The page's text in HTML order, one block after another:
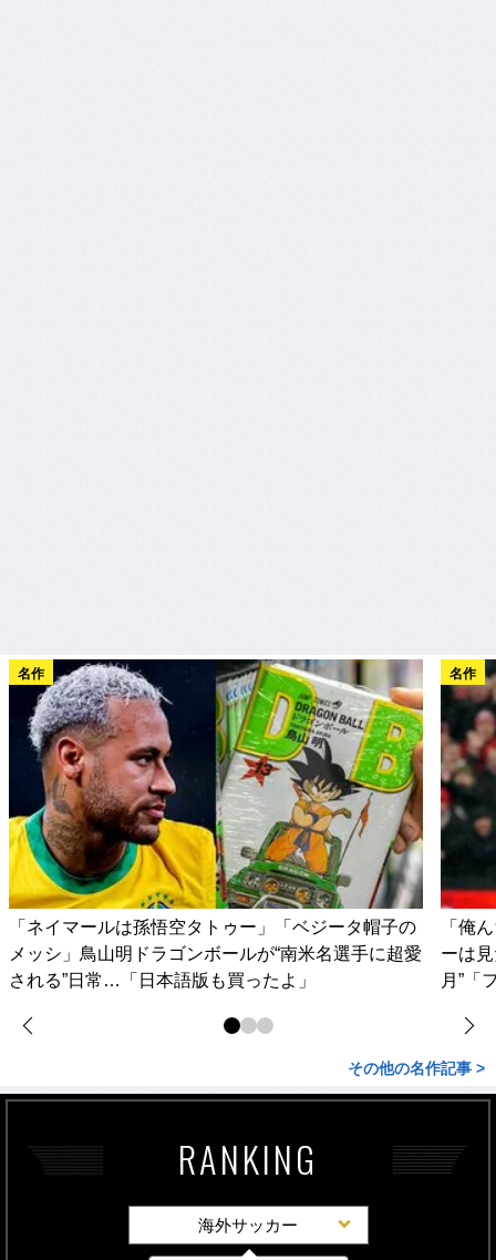
名作
「ネイマールは孫悟空タトゥー」「ベジータ帽子の
メッシ」鳥山明ドラゴンボールが“南米名選手に超愛
される”日常…「日本語版も買ったよ」
名作
「俺
ーは
月”「
その他の名作記事 >
RANKING
海外サッカー